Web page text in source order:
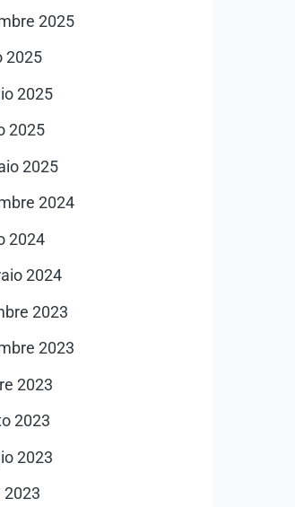
2025
2025
2025
2025
2025
2024
2024
2024
2023
2023
2023
2023
2023
2023